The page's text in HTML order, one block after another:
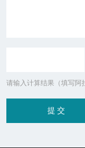
请输入计算结果（填写阿